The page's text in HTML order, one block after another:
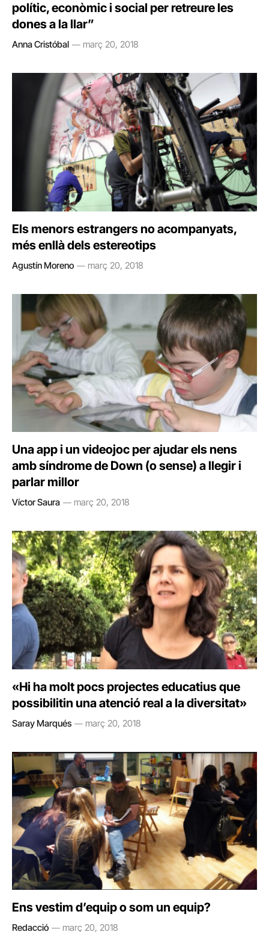
polític, econòmic i social per retreure les
dones a la llar”
Anna Cristóbal març 20, 2018
Els menors estrangers no acompanyats,
més enllà dels estereotips
Agustín Moreno març 20, 2018
Una app i un videojoc per ajudar els nens
amb síndrome de Down (o sense) a llegir i
parlar millor
Víctor Saura març 20, 2018
«Hi ha molt pocs projectes educatius que
possibilitin una atenció real a la diversitat»
Saray Marqués març 20, 2018
Ens vestim d’equip o som un equip?
Redacció març 20, 2018